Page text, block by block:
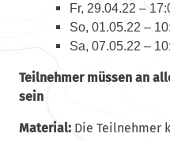
Fr, 29.04.22 –
So, 01.05.22 –
Sa, 07.05.22 –
Teilnehmer müssen an
sein
Material:Die Teilnehmer